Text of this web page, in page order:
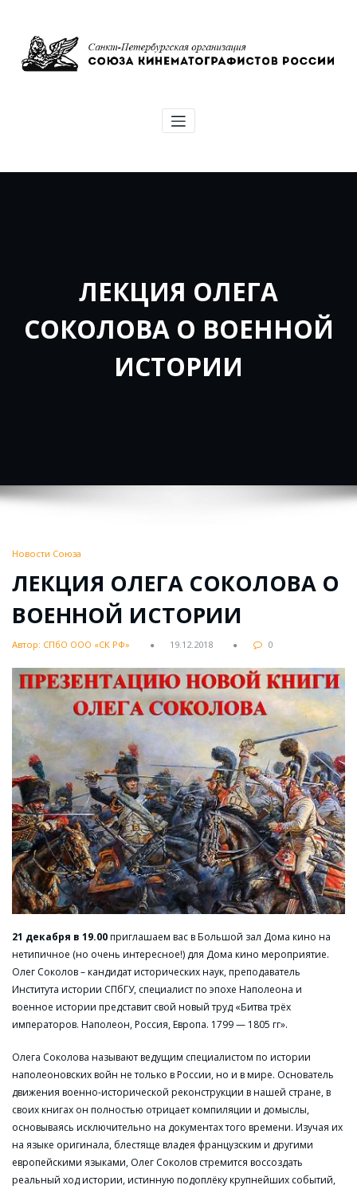
содержимому
Союз кинематографистов Санкт-
Петербурга
ЛЕКЦИЯ ОЛЕГА
СОКОЛОВА О ВОЕННОЙ
ИСТОРИИ
Новости Союза
ЛЕКЦИЯ ОЛЕГА СОКОЛОВА О
ВОЕННОЙ ИСТОРИИ
Автор: СПбО ООО «СК РФ» 19.12.2018 0
21 декабря в 19.00приглашаем вас в Большой зал Дома кино на
нетипичное (но очень интересное!) для Дома кино мероприятие.
Олег Соколов – кандидат исторических наук, преподаватель
Института истории СПбГУ, специалист по эпохе Наполеона и
военное истории представит свой новый труд «Битва трёх
императоров. Наполеон, Россия, Европа. 1799 — 1805 гг».
Олега Соколова называют ведущим специалистом по истории
наполеоновских войн не только в России, но и в мире. Основатель
движения военно-исторической реконструкции в нашей стране, в
своих книгах он полностью отрицает компиляции и домыслы,
основываясь исключительно на документах того времени. Изучая их
на языке оригинала, блестяще владея французским и другими
европейскими языками, Олег Соколов стремится воссоздать
реальный ход истории, истинную подоплёку крупнейших событий,